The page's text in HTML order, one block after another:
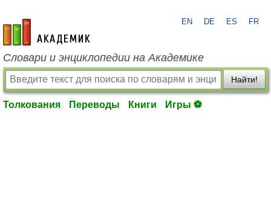
academic.ru
EN DE ES FR
Словари и энциклопедии на Академике
Найти!
Толкования Переводы Книги Игры ⚽